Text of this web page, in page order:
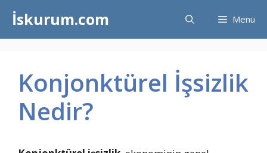
atlaİskurum.com Menu
Konjonktürel İşsizlik
Nedir?